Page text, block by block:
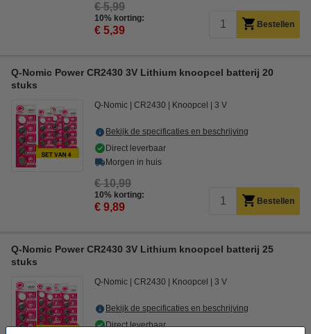
€ 5,99
10% korting:
€ 5,39 Bestellen
Q-Nomic Power CR2430 3V Lithium knoopcel batterij 20
stuks
Q-Nomic CR2430 Knoopcel 3 V
Bekijk de specificaties en beschrijving
Direct leverbaar
Morgen in huis
€ 10,99
10% korting:
€ 9,89 Bestellen
Q-Nomic Power CR2430 3V Lithium knoopcel batterij 25
stuks
Q-Nomic CR2430 Knoopcel 3 V
Bekijk de specificaties en beschrijving
Direct leverbaar